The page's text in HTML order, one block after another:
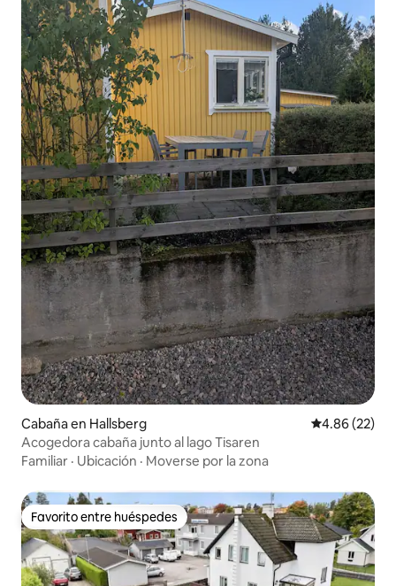
Cabaña en Hallsberg Calificación
4.86 (22)
Acogedora cabaña junto al lago Tisaren
Familiar · Ubicación · Moverse por la zona
Favorito entre huéspedes
Favorito entre huéspedes